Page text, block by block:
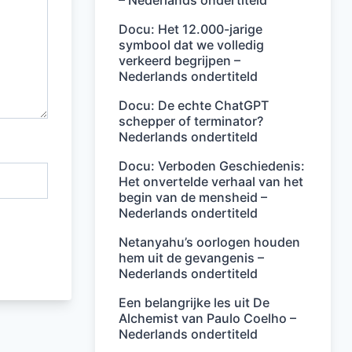
Docu: Het 12.000-jarige
symbool dat we volledig
verkeerd begrijpen –
Nederlands ondertiteld
Docu: De echte ChatGPT
schepper of terminator?
Nederlands ondertiteld
Docu: Verboden Geschiedenis:
Het onvertelde verhaal van het
begin van de mensheid –
Nederlands ondertiteld
Netanyahu’s oorlogen houden
hem uit de gevangenis –
Nederlands ondertiteld
Een belangrijke les uit De
Alchemist van Paulo Coelho –
Nederlands ondertiteld